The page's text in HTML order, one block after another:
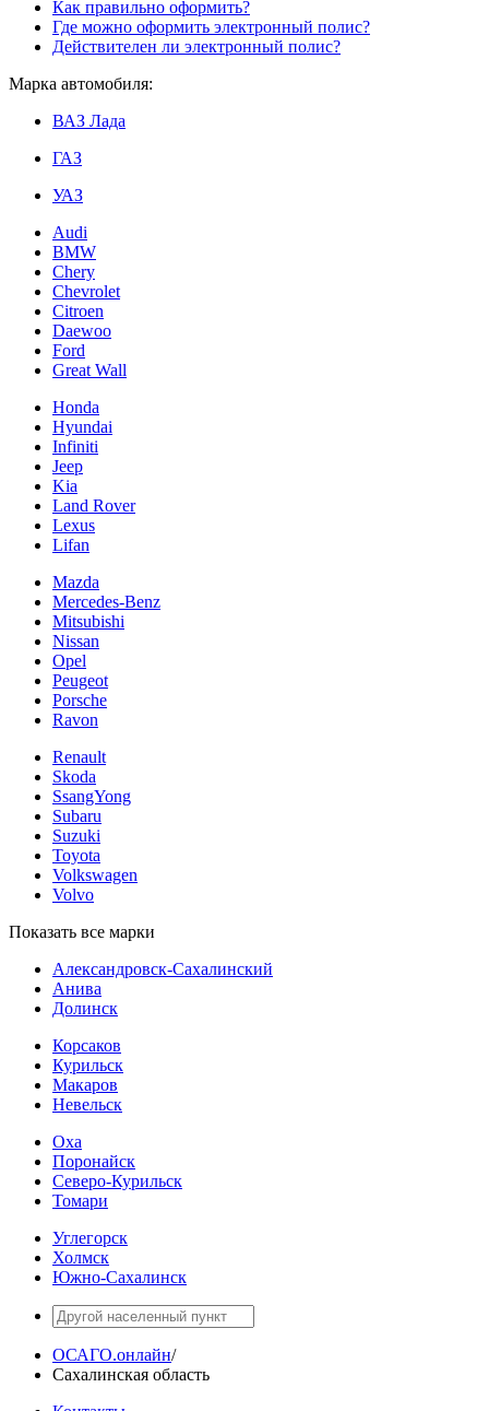
Как правильно оформить?
Где можно оформить электронный полис?
Действителен ли электронный полис?
Марка автомобиля:
ВАЗ Лада
ГАЗ
УАЗ
Audi
BMW
Chery
Chevrolet
Citroen
Daewoo
Ford
Great Wall
Honda
Hyundai
Infiniti
Jeep
Kia
Land Rover
Lexus
Lifan
Mazda
Mercedes-Benz
Mitsubishi
Nissan
Opel
Peugeot
Porsche
Ravon
Renault
Skoda
SsangYong
Subaru
Suzuki
Toyota
Volkswagen
Volvo
Показать все марки
Александровск-Сахалинский
Анива
Долинск
Корсаков
Курильск
Макаров
Невельск
Оха
Поронайск
Северо-Курильск
Томари
Углегорск
Холмск
Южно-Сахалинск
ОСАГО.онлайн/
Сахалинская область